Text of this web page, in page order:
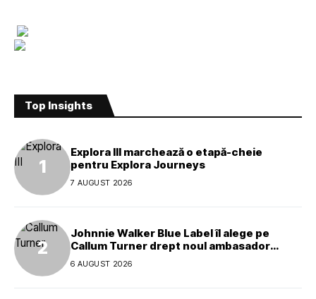
Top Insights
Explora III marchează o etapă-cheie
pentru Explora Journeys
7 AUGUST 2026
Johnnie Walker Blue Label îl alege pe
Callum Turner drept noul ambasador
global al mărcii
6 AUGUST 2026